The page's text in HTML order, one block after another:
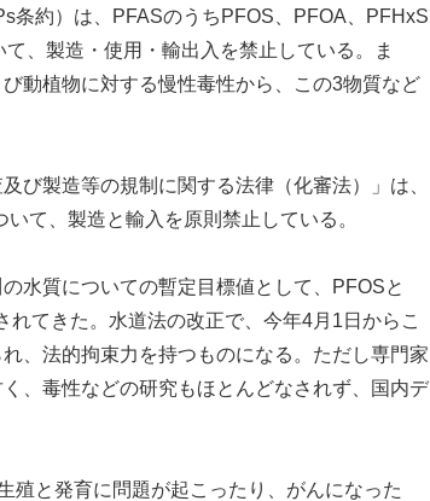
約）は、PFASのうちPFOS、PFOA、PFHxS
、製造・使用・輸出入を禁止している。ま
動植物に対する慢性毒性から、この3物質など
び製造等の規制に関する法律（化審法）」は、
て、製造と輸入を原則禁止している。
水質についての暫定目標値として、PFOSと
てきた。水道法の改正で、今年4月1日からこ
、法的拘束力を持つものになる。ただし専門家
、毒性などの研究もほとんどなされず、国内デ
と発育に問題が起こったり、がんになった